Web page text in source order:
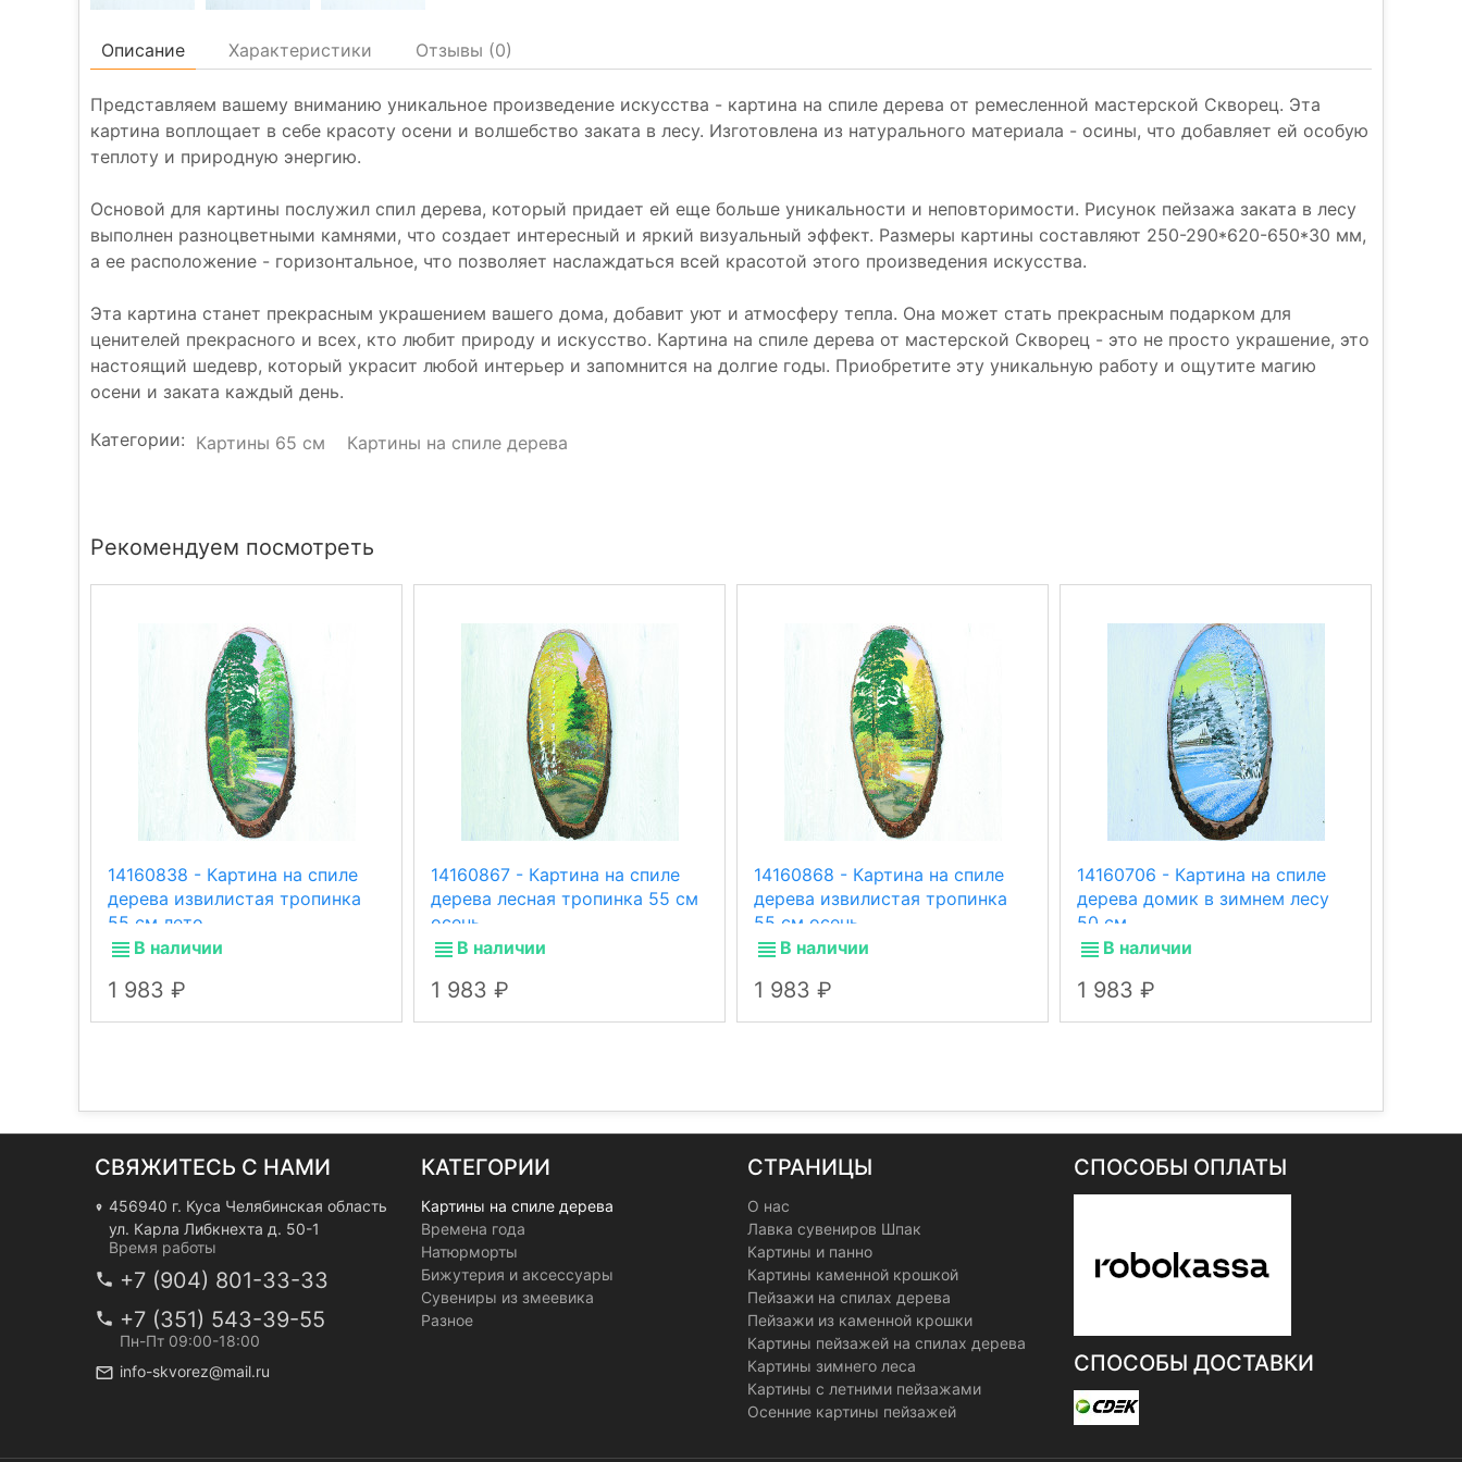
Описание Характеристики Отзывы (0)
Представляем вашему вниманию уникальное произведение искусства - картина на спиле дерева от ремесленной мастерской Скворец. Эта
картина воплощает в себе красоту осени и волшебство заката в лесу. Изготовлена из натурального материала - осины, что добавляет ей особую
теплоту и природную энергию.
Основой для картины послужил спил дерева, который придает ей еще больше уникальности и неповторимости. Рисунок пейзажа заката в лесу
выполнен разноцветными камнями, что создает интересный и яркий визуальный эффект. Размеры картины составляют 250-290*620-650*30 мм,
а ее расположение - горизонтальное, что позволяет наслаждаться всей красотой этого произведения искусства.
Эта картина станет прекрасным украшением вашего дома, добавит уют и атмосферу тепла. Она может стать прекрасным подарком для
ценителей прекрасного и всех, кто любит природу и искусство. Картина на спиле дерева от мастерской Скворец - это не просто украшение, это
настоящий шедевр, который украсит любой интерьер и запомнится на долгие годы. Приобретите эту уникальную работу и ощутите магию
осени и заката каждый день.
Категории: Картины 65 см Картины на спиле дерева
Рекомендуем посмотреть
14160838 - Картина на спиле
дерева извилистая тропинка
55 см лето
В наличии
1 983
14160867 - Картина на спиле
дерева лесная тропинка 55 см
осень
В наличии
1 983
14160868 - Картина на спиле
дерева извилистая тропинка
55 см осень
В наличии
1 983
14160706 - Картина на спиле
дерева домик в зимнем лесу
50 см
В наличии
1 983
СВЯЖИТЕСЬ С НАМИ
456940 г. Куса Челябинская область
ул. Карла Либкнехта д. 50-1
Время работы
+7 (904) 801-33-33
+7 (351) 543-39-55
Пн-Пт 09:00-18:00
info-skvorez@mail.ru
КАТЕГОРИИ
Картины на спиле дерева
Времена года
Натюрморты
Бижутерия и аксессуары
Сувениры из змеевика
Разное
СТРАНИЦЫ
О нас
Лавка сувениров Шпак
Картины и панно
Картины каменной крошкой
Пейзажи на спилах дерева
Пейзажи из каменной крошки
Картины пейзажей на спилах дерева
Картины зимнего леса
Картины с летними пейзажами
Осенние картины пейзажей
СПОСОБЫ ОПЛАТЫ
СПОСОБЫ ДОСТАВКИ